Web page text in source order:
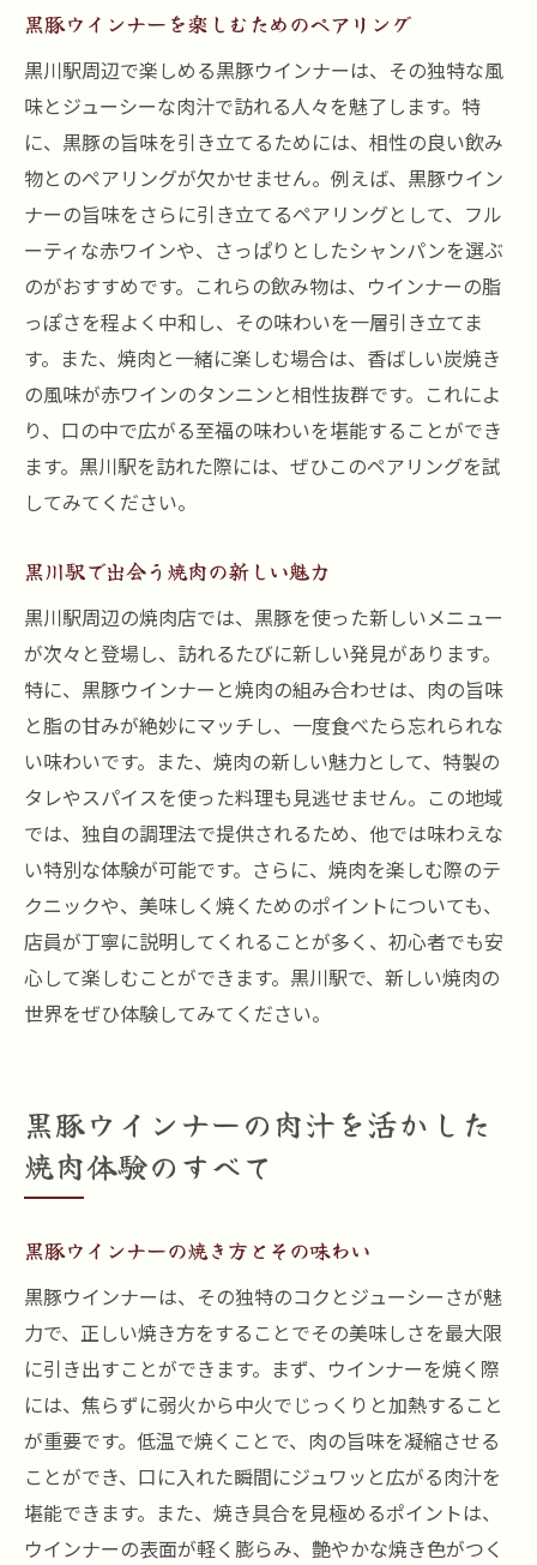
黒豚ウインナーを楽しむためのペアリング
黒川駅周辺で楽しめる黒豚ウインナーは、その独特な風
味とジューシーな肉汁で訪れる人々を魅了します。特
に、黒豚の旨味を引き立てるためには、相性の良い飲み
物とのペアリングが欠かせません。例えば、黒豚ウイン
ナーの旨味をさらに引き立てるペアリングとして、フル
ーティな赤ワインや、さっぱりとしたシャンパンを選ぶ
のがおすすめです。これらの飲み物は、ウインナーの脂
っぽさを程よく中和し、その味わいを一層引き立てま
す。また、焼肉と一緒に楽しむ場合は、香ばしい炭焼き
の風味が赤ワインのタンニンと相性抜群です。これによ
り、口の中で広がる至福の味わいを堪能することができ
ます。黒川駅を訪れた際には、ぜひこのペアリングを試
してみてください。
黒川駅で出会う焼肉の新しい魅力
黒川駅周辺の焼肉店では、黒豚を使った新しいメニュー
が次々と登場し、訪れるたびに新しい発見があります。
特に、黒豚ウインナーと焼肉の組み合わせは、肉の旨味
と脂の甘みが絶妙にマッチし、一度食べたら忘れられな
い味わいです。また、焼肉の新しい魅力として、特製の
タレやスパイスを使った料理も見逃せません。この地域
では、独自の調理法で提供されるため、他では味わえな
い特別な体験が可能です。さらに、焼肉を楽しむ際のテ
クニックや、美味しく焼くためのポイントについても、
店員が丁寧に説明してくれることが多く、初心者でも安
心して楽しむことができます。黒川駅で、新しい焼肉の
世界をぜひ体験してみてください。
黒豚ウインナーの肉汁を活かした
焼肉体験のすべて
黒豚ウインナーの焼き方とその味わい
黒豚ウインナーは、その独特のコクとジューシーさが魅
力で、正しい焼き方をすることでその美味しさを最大限
に引き出すことができます。まず、ウインナーを焼く際
には、焦らずに弱火から中火でじっくりと加熱すること
が重要です。低温で焼くことで、肉の旨味を凝縮させる
ことができ、口に入れた瞬間にジュワッと広がる肉汁を
堪能できます。また、焼き具合を見極めるポイントは、
ウインナーの表面が軽く膨らみ、艶やかな焼き色がつく